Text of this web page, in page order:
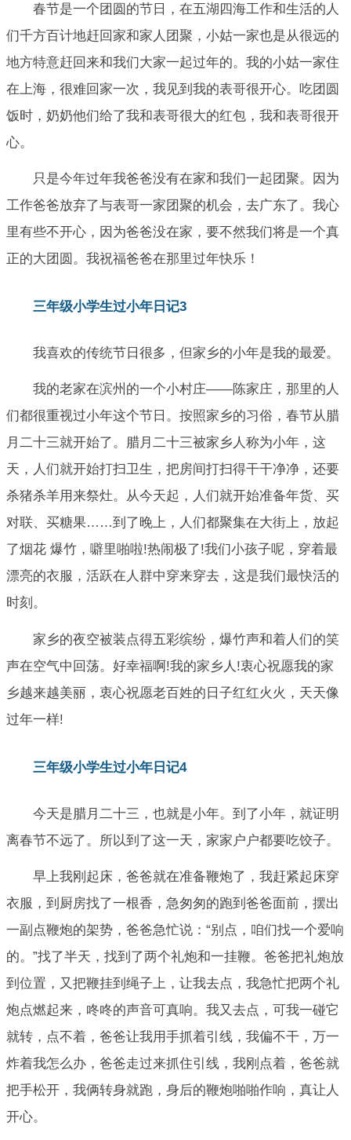
春节是一个团圆的节日，在五湖四海工作和生活的人
们千方百计地赶回家和家人团聚，小姑一家也是从很远的
地方特意赶回来和我们大家一起过年的。我的小姑一家住
在上海，很难回家一次，我见到我的表哥很开心。吃团圆
饭时，奶奶他们给了我和表哥很大的红包，我和表哥很开
心。
只是今年过年我爸爸没有在家和我们一起团聚。因为
工作爸爸放弃了与表哥一家团聚的机会，去广东了。我心
里有些不开心，因为爸爸没在家，要不然我们将是一个真
正的大团圆。我祝福爸爸在那里过年快乐！
三年级小学生过小年日记3
我喜欢的传统节日很多，但家乡的小年是我的最爱。
我的老家在滨州的一个小村庄——陈家庄，那里的人
们都很重视过小年这个节日。按照家乡的习俗，春节从腊
月二十三就开始了。腊月二十三被家乡人称为小年，这
天，人们就开始打扫卫生，把房间打扫得干干净净，还要
杀猪杀羊用来祭灶。从今天起，人们就开始准备年货、买
对联、买糖果……到了晚上，人们都聚集在大街上，放起
了烟花 爆竹，噼里啪啦!热闹极了!我们小孩子呢，穿着最
漂亮的衣服，活跃在人群中穿来穿去，这是我们最快活的
时刻。
家乡的夜空被装点得五彩缤纷，爆竹声和着人们的笑
声在空气中回荡。好幸福啊!我的家乡人!衷心祝愿我的家
乡越来越美丽，衷心祝愿老百姓的日子红红火火，天天像
过年一样!
三年级小学生过小年日记4
今天是腊月二十三，也就是小年。到了小年，就证明
离春节不远了。所以到了这一天，家家户户都要吃饺子。
早上我刚起床，爸爸就在准备鞭炮了，我赶紧起床穿
衣服，到厨房找了一根香，急匆匆的跑到爸爸面前，摆出
一副点鞭炮的架势，爸爸急忙说：“别点，咱们找一个爱响
的。”找了半天，找到了两个礼炮和一挂鞭。爸爸把礼炮放
到位置，又把鞭挂到绳子上，让我去点，我急忙把两个礼
炮点燃起来，咚咚的声音可真响。我又去点，可我一碰它
就转，点不着，爸爸让我用手抓着引线，我偏不干，万一
炸着我怎么办，爸爸走过来抓住引线，我刚点着，爸爸就
把手松开，我俩转身就跑，身后的鞭炮啪啪作响，真让人
开心。